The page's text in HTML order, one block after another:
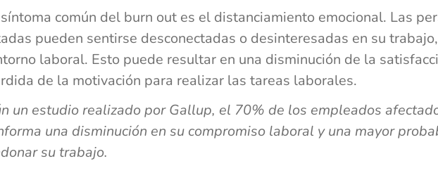
común del burn out es el distanciamiento emocional. Las
pueden sentirse desconectadas o desinteresadas en su
laboral. Esto puede resultar en una disminución de la
de la motivación para realizar las tareas laborales.
un estudio realizado por Gallup, el 70% de los empleados
una disminución en su compromiso laboral y una mayor
su trabajo.